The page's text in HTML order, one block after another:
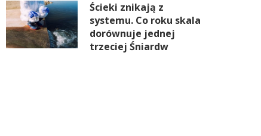
Ścieki znikają z
systemu. Co roku skala
dorównuje jednej
trzeciej Śniardw